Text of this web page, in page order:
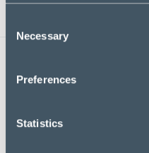
If you agree to this,
you wish to manage your
Selection
Necessary
Preferences
Statistics
A LEGNAGYOBB